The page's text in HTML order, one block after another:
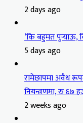
2 days ago
‘कि बहुमत पुर्‍याऊ,
5 days ago
रामेछापमा अवैध
नियन्त्रणमा, रु ६७
2 weeks ago